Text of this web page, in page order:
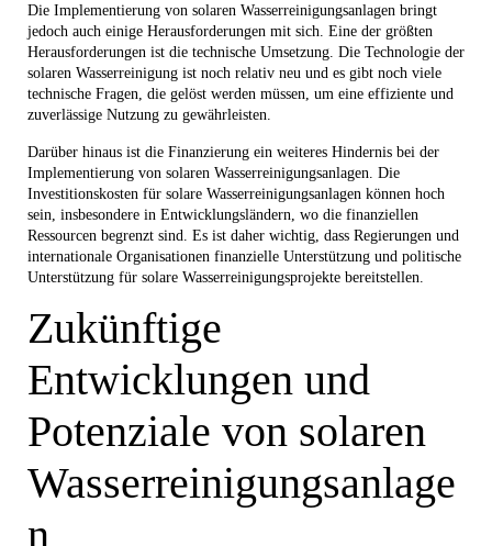
Die Implementierung von solaren Wasserreinigungsanlagen bringt
jedoch auch einige Herausforderungen mit sich. Eine der größten
Herausforderungen ist die technische Umsetzung. Die Technologie der
solaren Wasserreinigung ist noch relativ neu und es gibt noch viele
technische Fragen, die gelöst werden müssen, um eine effiziente und
zuverlässige Nutzung zu gewährleisten.
Darüber hinaus ist die Finanzierung ein weiteres Hindernis bei der
Implementierung von solaren Wasserreinigungsanlagen. Die
Investitionskosten für solare Wasserreinigungsanlagen können hoch
sein, insbesondere in Entwicklungsländern, wo die finanziellen
Ressourcen begrenzt sind. Es ist daher wichtig, dass Regierungen und
internationale Organisationen finanzielle Unterstützung und politische
Unterstützung für solare Wasserreinigungsprojekte bereitstellen.
Zukünftige
Entwicklungen und
Potenziale von solaren
Wasserreinigungsanlage
n